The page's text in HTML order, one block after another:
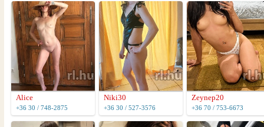
Alice
+36 30 / 748-2875
Niki30
+36 30 / 527-3576
Zeynep20
+36 70 / 753-6673